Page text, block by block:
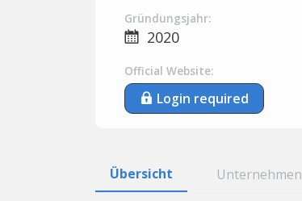
Gründungsjahr:
2020
Official Website:
Login required
Übersicht Unternehmen